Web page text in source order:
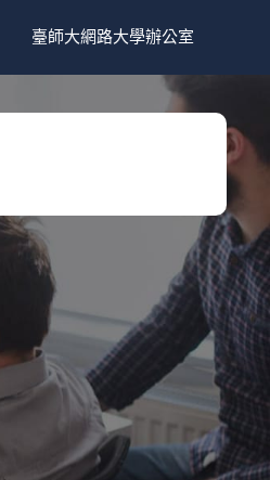
臺師大網路大學辦公室